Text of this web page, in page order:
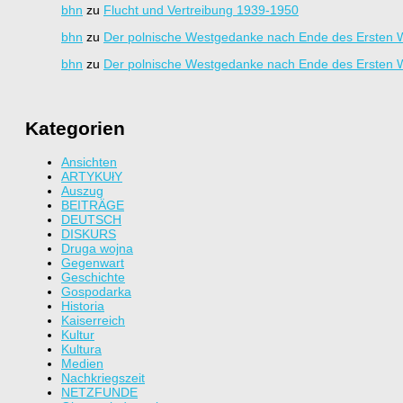
bhn zu Flucht und Vertreibung 1939-1950
bhn zu Der polnische Westgedanke nach Ende des Ersten
bhn zu Der polnische Westgedanke nach Ende des Ersten
Kategorien
Ansichten
ARTYKUłY
Auszug
BEITRÄGE
DEUTSCH
DISKURS
Druga wojna
Gegenwart
Geschichte
Gospodarka
Historia
Kaiserreich
Kultur
Kultura
Medien
Nachkriegszeit
NETZFUNDE